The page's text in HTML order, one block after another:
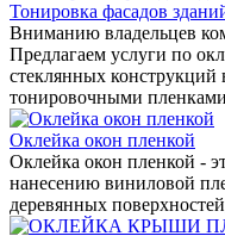
Тонировка фасадов
Вниманию владельцев
Предлагаем услуги по
стеклянных конструкций
тонировочными
Оклейка окон пленкой
Оклейка окон пленкой -
нанесению виниловой
деревянных